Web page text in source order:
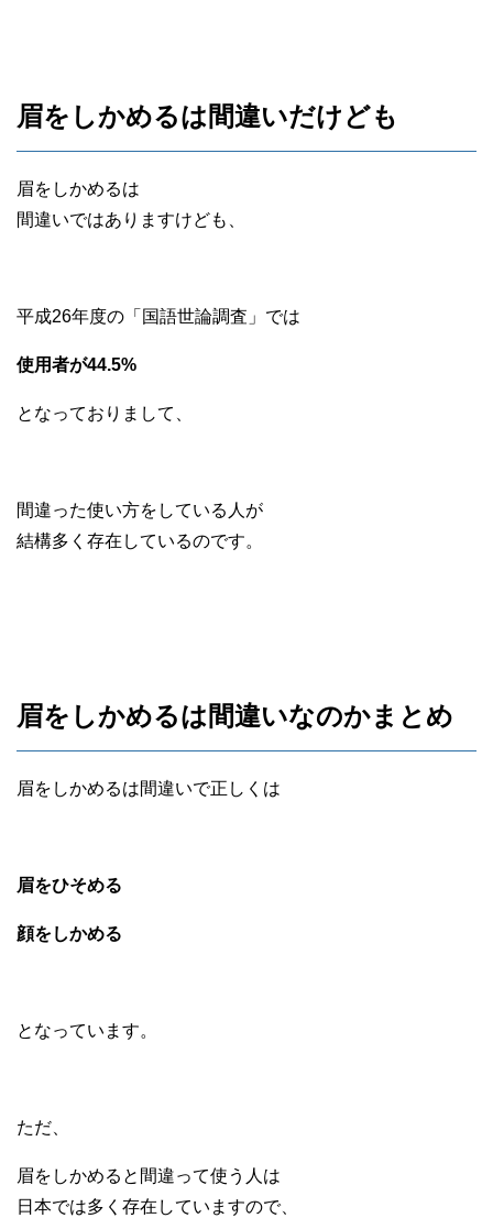
眉をしかめるは間違いだけども
眉をしかめるは
間違いではありますけども、
平成26年度の「国語世論調査」では
使用者が44.5%
となっておりまして、
間違った使い方をしている人が
結構多く存在しているのです。
眉をしかめるは間違いなのかまとめ
眉をしかめるは間違いで正しくは
眉をひそめる
顔をしかめる
となっています。
ただ、
眉をしかめると間違って使う人は
日本では多く存在していますので、